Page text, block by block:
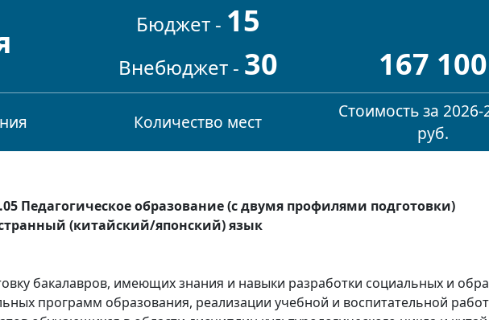
Бюджет - 15
Внебюджет - 30 167 100
Количество мест
Стоимость за 2026-
руб.
Педагогическое образование (с двумя профилями подготовки)
(китайский/японский) язык
бакалавров, имеющих знания и навыки разработки социальных и
программ образования, реализации учебной и воспитательной